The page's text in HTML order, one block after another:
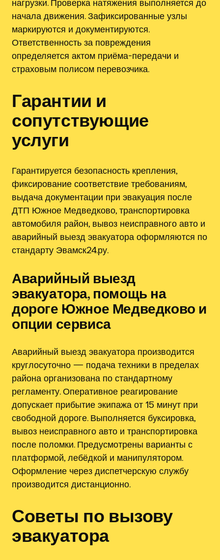
нагрузки. Проверка натяжения выполняется до
начала движения. Зафиксированные узлы
маркируются и документируются.
Ответственность за повреждения
определяется актом приёма-передачи и
страховым полисом перевозчика.
Гарантии и
сопутствующие
услуги
Гарантируется безопасность крепления,
фиксирование соответствие требованиям,
выдача документации при эвакуация после
ДТП Южное Медведково, транспортировка
автомобиля район, вывоз неисправного авто и
аварийный выезд эвакуатора оформляются по
стандарту Эвамск24.ру.
Аварийный выезд
эвакуатора, помощь на
дороге Южное Медведково и
опции сервиса
Аварийный выезд эвакуатора производится
круглосуточно — подача техники в пределах
района организована по стандартному
регламенту. Оперативное реагирование
допускает прибытие экипажа от 15 минут при
свободной дороге. Выполняется буксировка,
вывоз неисправного авто и транспортировка
после поломки. Предусмотрены варианты с
платформой, лебёдкой и манипулятором.
Оформление через диспетчерскую службу
производится дистанционно.
Советы по вызову
эвакуатора